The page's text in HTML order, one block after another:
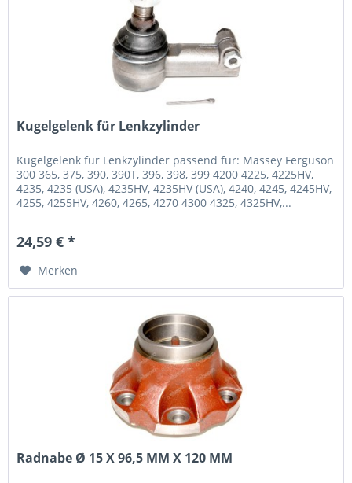
Kugelgelenk für Lenkzylinder
Kugelgelenk für Lenkzylinder passend für: Massey Ferguson
300 365, 375, 390, 390T, 396, 398, 399 4200 4225, 4225HV,
4235, 4235 (USA), 4235HV, 4235HV (USA), 4240, 4245, 4245HV,
4255, 4255HV, 4260, 4265, 4270 4300 4325, 4325HV,...
24,59 € *
Merken
Radnabe Ø 15 X 96,5 MM X 120 MM